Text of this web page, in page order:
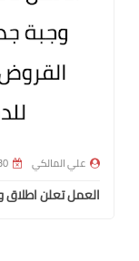
علي المالكي 30
العمل تعلن